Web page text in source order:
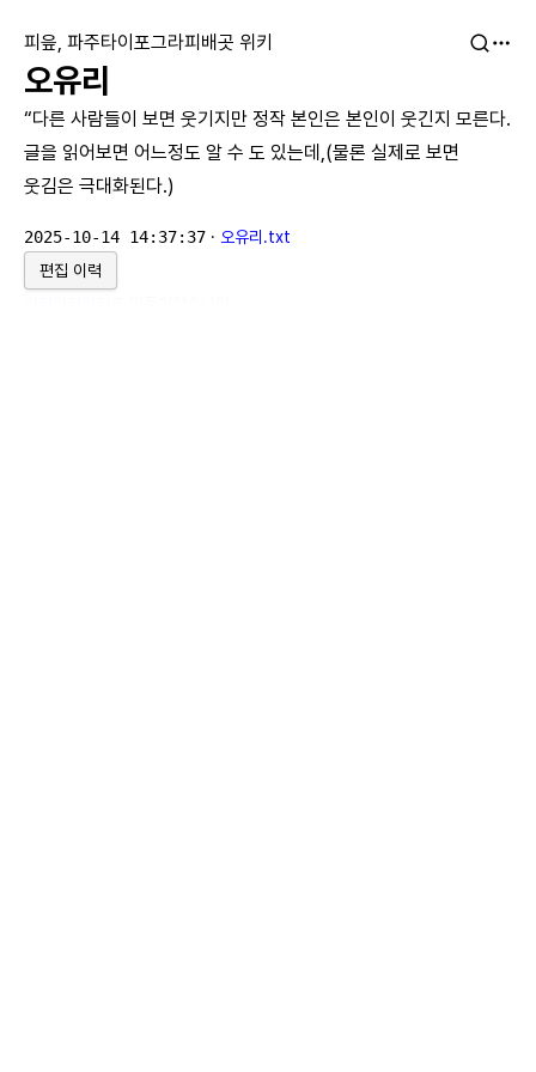
피읖, 파주타이포그라피배곳 위키
오유리
“다른 사람들이 보면 웃기지만 정작 본인은 본인이 웃긴지 모른다.
글을 읽어보면 어느정도 알 수 도 있는데,(물론 실제로 보면
웃김은 극대화된다.)
2025-10-14 14:37:37 · 오유리.txt
편집 이력